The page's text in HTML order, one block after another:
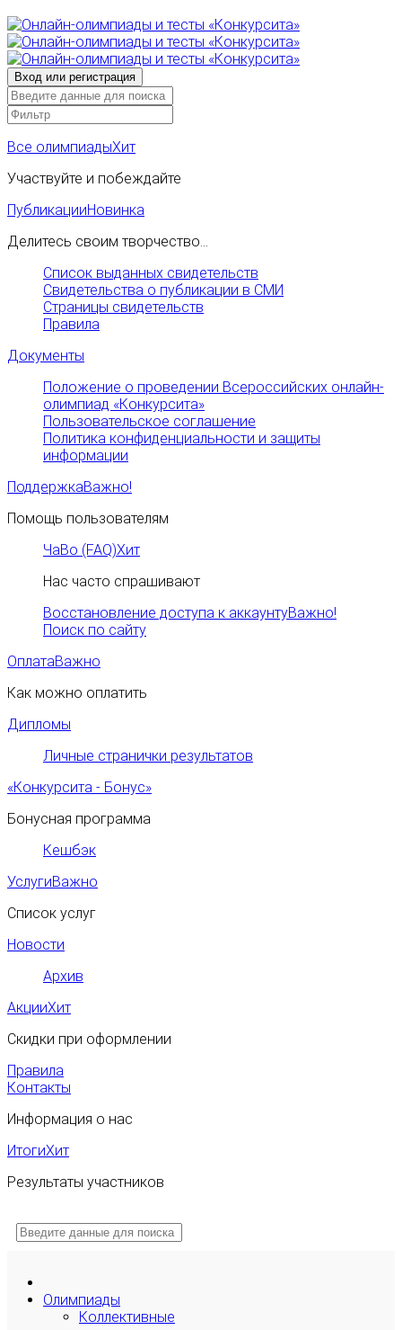
Все олимпиадыХит
Участвуйте и побеждайте
ПубликацииНовинка
Делитесь своим творчество...
Список выданных свидетельств
Свидетельства о публикации в СМИ
Страницы свидетельств
Правила
Документы
Положение о проведении Всероссийских онлайн-
олимпиад «Конкурсита»
Пользовательское соглашение
Политика конфиденциальности и защиты
информации
ПоддержкаВажно!
Помощь пользователям
ЧаВо (FAQ)Хит
Нас часто спрашивают
Восстановление доступа к аккаунтуВажно!
Поиск по сайту
ОплатаВажно
Как можно оплатить
Дипломы
Личные странички результатов
«Конкурсита - Бонус»
Бонусная программа
Кешбэк
УслугиВажно
Список услуг
Новости
Архив
АкцииХит
Скидки при оформлении
Правила
Контакты
Информация о нас
ИтогиХит
Результаты участников
Олимпиады
Коллективные